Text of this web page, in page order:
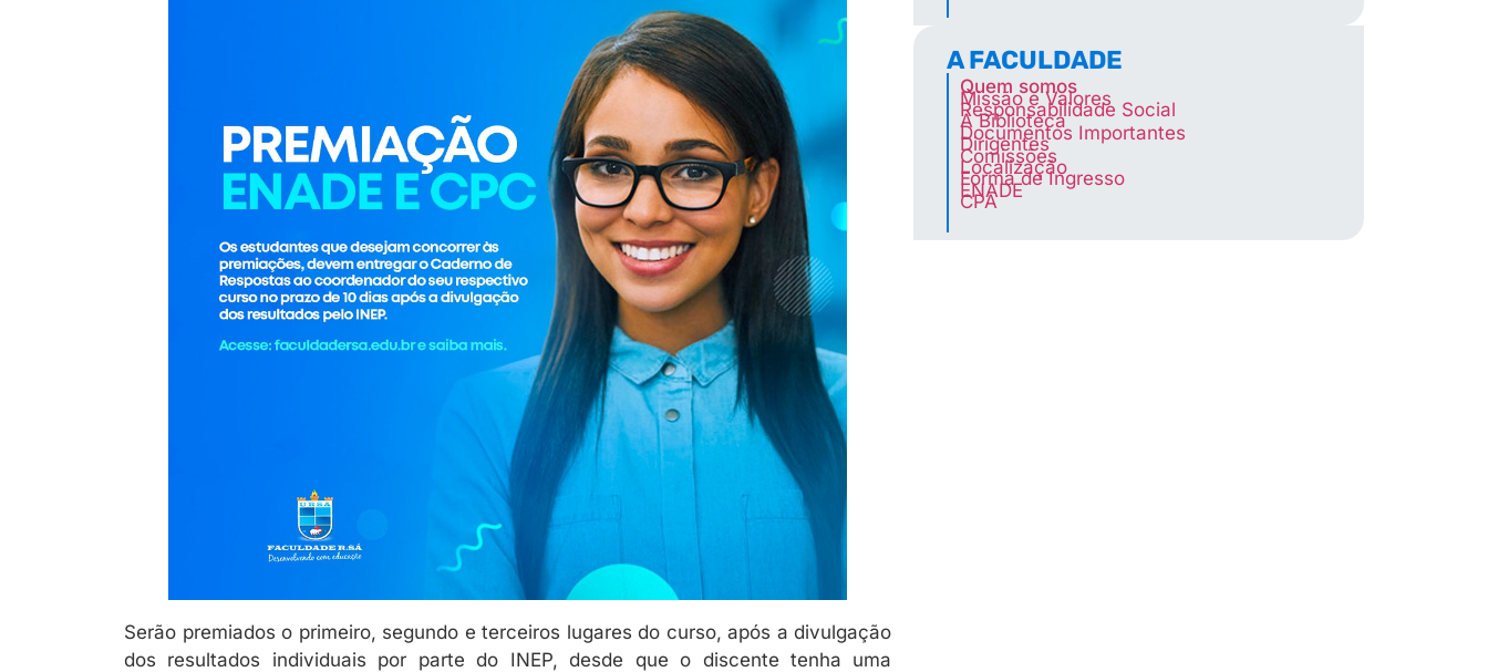
Serão premiados o primeiro, segundo e terceiros lugares do curso, após a divulgação
dos resultados individuais por parte do INEP, desde que o discente tenha uma
A FACULDADE
Quem somos
Missão e Valores
Responsabilidade Social
A Biblioteca
Documentos Importantes
Dirigentes
Comissões
Localização
Forma de Ingresso
ENADE
CPA